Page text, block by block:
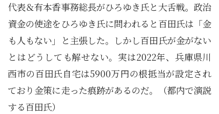
代表＆有本香事務総長がひろゆき氏と大舌戦。政治
資金の使途をひろゆき氏に問われると百田氏は「金
も人もない」と主張した。しかし百田氏が金がない
とはどうしても解せない。実は2022年、兵庫県川
西市の百田氏自宅は5900万円の根抵当が設定され
ており金策に走った痕跡があるのだ。（都内で演説
する百田氏）